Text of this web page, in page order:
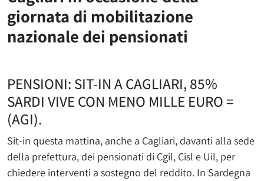
giornata di mobilitazione
nazionale dei pensionati
PENSIONI: SIT-IN A CAGLIARI, 85%
SARDI VIVE CON MENO MILLE EURO =
(AGI).
Sit-in questa mattina, anche a Cagliari, davanti alla sede
della prefettura, dei pensionati di Cgil, Cisl e Uil, per
chiedere interventi a sostegno del reddito. In Sardegna